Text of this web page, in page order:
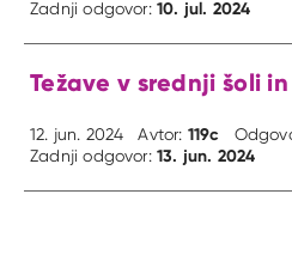
Zadnji odgovor:10. jul. 2024
Težave v srednji šoli
12. jun. 2024 Avtor: 119c
Zadnji odgovor:13. jun. 2024